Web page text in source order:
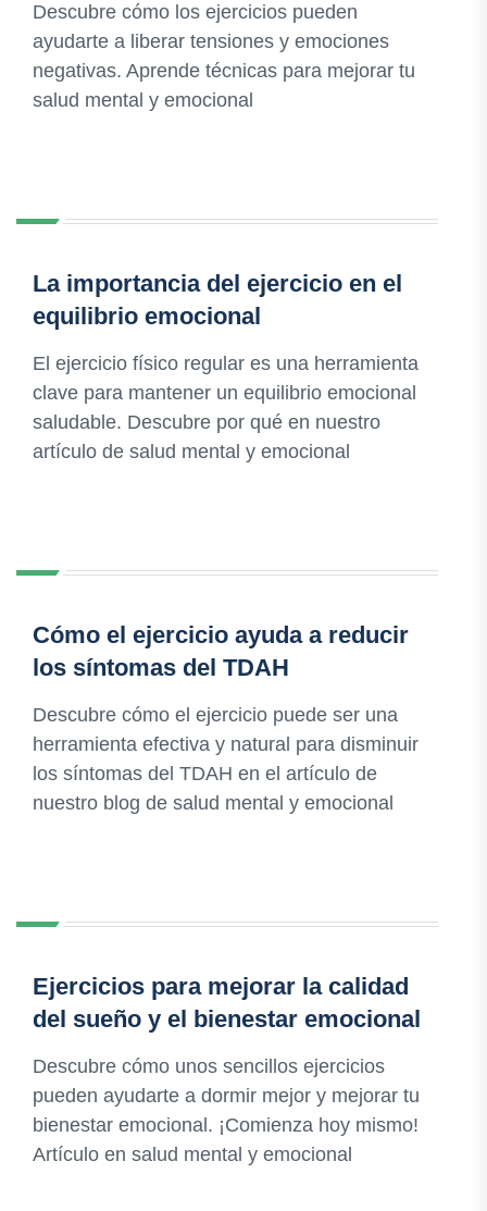
Descubre cómo los ejercicios pueden
ayudarte a liberar tensiones y emociones
negativas. Aprende técnicas para mejorar tu
salud mental y emocional
La importancia del ejercicio en el
equilibrio emocional
El ejercicio físico regular es una herramienta
clave para mantener un equilibrio emocional
saludable. Descubre por qué en nuestro
artículo de salud mental y emocional
Cómo el ejercicio ayuda a reducir
los síntomas del TDAH
Descubre cómo el ejercicio puede ser una
herramienta efectiva y natural para disminuir
los síntomas del TDAH en el artículo de
nuestro blog de salud mental y emocional
Ejercicios para mejorar la calidad
del sueño y el bienestar emocional
Descubre cómo unos sencillos ejercicios
pueden ayudarte a dormir mejor y mejorar tu
bienestar emocional. ¡Comienza hoy mismo!
Artículo en salud mental y emocional